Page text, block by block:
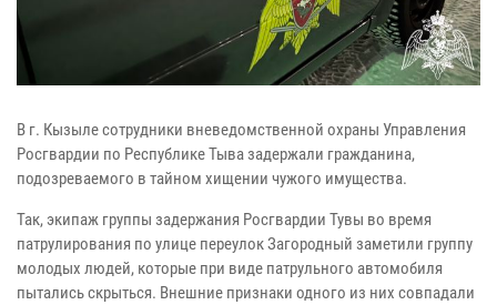
В г. Кызыле сотрудники вневедомственной охраны Управления
Росгвардии по Республике Тыва задержали гражданина,
подозреваемого в тайном хищении чужого имущества.
Так, экипаж группы задержания Росгвардии Тувы во время
патрулирования по улице переулок Загородный заметили группу
молодых людей, которые при виде патрульного автомобиля
пытались скрыться. Внешние признаки одного из них совпадали